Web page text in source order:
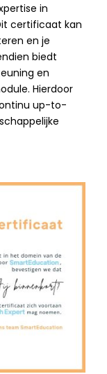
in
certificaat kan
en je
biedt
en
Hierdoor
up-to-